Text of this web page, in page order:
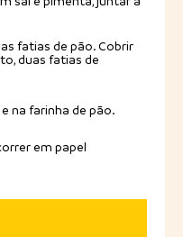
fatias de pão. Cobrir
duas fatias de
na farinha de pão.
em papel